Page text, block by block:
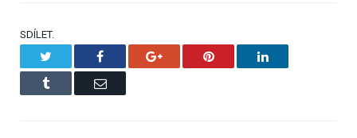
SDÍLET.
Facebook Google+ Pinterest LinkedIn
Tumblr Email